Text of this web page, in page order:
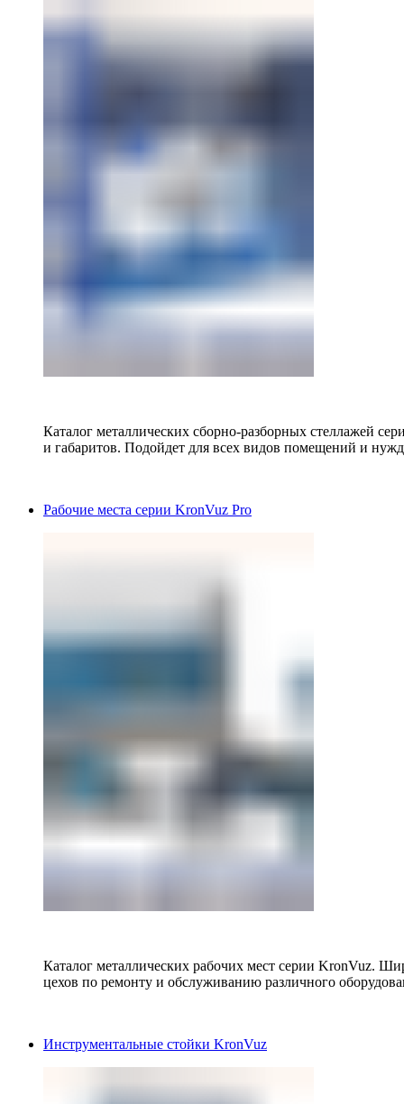
Каталог металлических сборно-разборных стеллажей
и габаритов. Подойдет для всех видов помещений и
Рабочие места серии KronVuz Pro
Каталог металлических рабочих мест серии KronVuz.
цехов по ремонту и обслуживанию различного
Инструментальные стойки KronVuz